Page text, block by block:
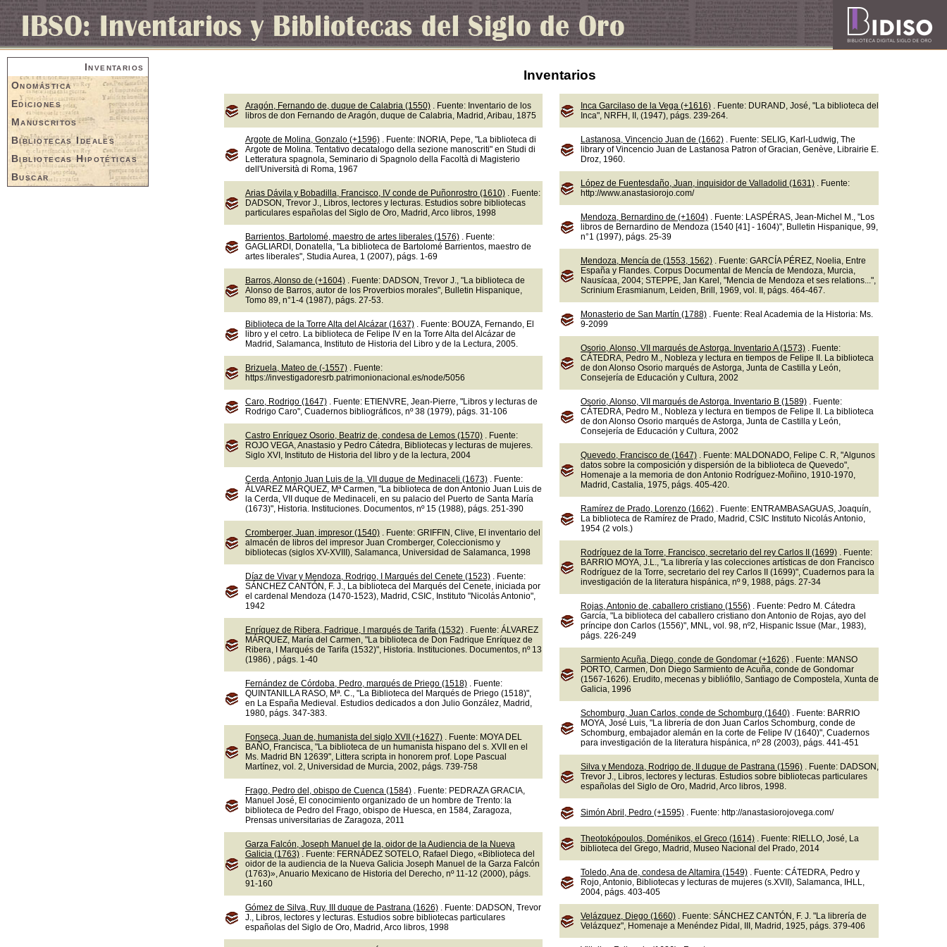
Inventarios
Onomástica
Ediciones
Manuscritos
Bibliotecas Ideales
Bibliotecas Hipotéticas
Buscar
Inventarios
Aragón, Fernando de, duque de Calabria (1550). Fuente: Inventario de los
libros de don Fernando de Aragón, duque de Calabria, Madrid, Aribau, 1875
Argote de Molina, Gonzalo (+1596). Fuente: INORIA, Pepe, "La biblioteca di
Argote de Molina. Tentativo decatalogo della sezione manoscriti" en Studi di
Letteratura spagnola, Seminario di Spagnolo della Facoltà di Magisterio
dell'Università di Roma, 1967
Arias Dávila y Bobadilla, Francisco, IV conde de Puñonrostro (1610). Fuente:
DADSON, Trevor J., Libros, lectores y lecturas. Estudios sobre bibliotecas
particulares españolas del Siglo de Oro, Madrid, Arco libros, 1998
Barrientos, Bartolomé, maestro de artes liberales (1576). Fuente:
GAGLIARDI, Donatella, "La biblioteca de Bartolomé Barrientos, maestro de
artes liberales", Studia Aurea, 1 (2007), págs. 1-69
Barros, Alonso de (+1604). Fuente: DADSON, Trevor J., "La biblioteca de
Alonso de Barros, autor de los Proverbios morales", Bulletin Hispanique,
Tomo 89, n°1-4 (1987), págs. 27-53.
Biblioteca de la Torre Alta del Alcázar (1637). Fuente: BOUZA, Fernando, El
libro y el cetro. La biblioteca de Felipe IV en la Torre Alta del Alcázar de
Madrid, Salamanca, Instituto de Historia del Libro y de la Lectura, 2005.
Brizuela, Mateo de (-1557). Fuente:
https://investigadoresrb.patrimonionacional.es/node/5056
Caro, Rodrigo (1647). Fuente: ETIENVRE, Jean-Pierre, "Libros y lecturas de
Rodrigo Caro", Cuadernos bibliográficos, nº 38 (1979), págs. 31-106
Castro Enríquez Osorio, Beatriz de, condesa de Lemos (1570). Fuente:
ROJO VEGA, Anastasio y Pedro Cátedra, Bibliotecas y lecturas de mujeres.
Siglo XVI, Instituto de Historia del libro y de la lectura, 2004
Cerda, Antonio Juan Luis de la, VII duque de Medinaceli (1673). Fuente:
ÁLVAREZ MÁRQUEZ, Mª Carmen, "La biblioteca de don Antonio Juan Luis de
la Cerda, VII duque de Medinaceli, en su palacio del Puerto de Santa María
(1673)", Historia. Instituciones. Documentos, nº 15 (1988), págs. 251-390
Cromberger, Juan, impresor (1540). Fuente: GRIFFIN, Clive, El inventario del
almacén de libros del impresor Juan Cromberger, Coleccionismo y
bibliotecas (siglos XV-XVIII), Salamanca, Universidad de Salamanca, 1998
Díaz de Vivar y Mendoza, Rodrigo, I Marqués del Cenete (1523). Fuente:
SÁNCHEZ CANTÓN, F. J., La biblioteca del Marqués del Cenete, iniciada por
el cardenal Mendoza (1470-1523), Madrid, CSIC, Instituto "Nicolás Antonio",
1942
Enríquez de Ribera, Fadrique, I marqués de Tarifa (1532). Fuente: ÁLVAREZ
MÁRQUEZ, María del Carmen, "La biblioteca de Don Fadrique Enríquez de
Ribera, I Marqués de Tarifa (1532)", Historia. Instituciones. Documentos, nº 13
(1986) , págs. 1-40
Fernández de Córdoba, Pedro, marqués de Priego (1518). Fuente:
QUINTANILLA RASO, Mª. C., "La Biblioteca del Marqués de Priego (1518)",
en La España Medieval. Estudios dedicados a don Julio González, Madrid,
1980, págs. 347-383.
Fonseca, Juan de, humanista del siglo XVII (+1627). Fuente: MOYA DEL
BAÑO, Francisca, "La biblioteca de un humanista hispano del s. XVII en el
Ms. Madrid BN 12639", Littera scripta in honorem prof. Lope Pascual
Martínez, vol. 2, Universidad de Murcia, 2002, págs. 739-758
Frago, Pedro del, obispo de Cuenca (1584). Fuente: PEDRAZA GRACIA,
Manuel José, El conocimiento organizado de un hombre de Trento: la
biblioteca de Pedro del Frago, obispo de Huesca, en 1584, Zaragoza,
Prensas universitarias de Zaragoza, 2011
Garza Falcón, Joseph Manuel de la, oidor de la Audiencia de la Nueva
Galicia (1763). Fuente: FERNÁDEZ SOTELO, Rafael Diego, «Biblioteca del
oidor de la audiencia de la Nueva Galicia Joseph Manuel de la Garza Falcón
(1763)», Anuario Mexicano de Historia del Derecho, nº 11-12 (2000), págs.
91-160
Gómez de Silva, Ruy, III duque de Pastrana (1626). Fuente: DADSON, Trevor
J., Libros, lectores y lecturas. Estudios sobre bibliotecas particulares
españolas del Siglo de Oro, Madrid, Arco libros, 1998
Inca Garcilaso de la Vega (+1616). Fuente: DURAND, José, "La biblioteca del
Inca", NRFH, II, (1947), págs. 239-264.
Lastanosa, Vincencio Juan de (1662). Fuente: SELIG, Karl-Ludwig, The
library of Vincencio Juan de Lastanosa Patron of Gracian, Genève, Librairie E.
Droz, 1960.
López de Fuentesdaño, Juan, inquisidor de Valladolid (1631). Fuente:
http://www.anastasiorojo.com/
Mendoza, Bernardino de (+1604). Fuente: LASPÉRAS, Jean-Michel M., "Los
libros de Bernardino de Mendoza (1540 [41] - 1604)", Bulletin Hispanique, 99,
n°1 (1997), págs. 25-39
Mendoza, Mencía de (1553, 1562). Fuente: GARCÍA PÉREZ, Noelia, Entre
España y Flandes. Corpus Documental de Mencía de Mendoza, Murcia,
Nausícaa, 2004; STEPPE, Jan Karel, "Mencia de Mendoza et ses relations...",
Scrinium Erasmianum, Leiden, Brill, 1969, vol. II, págs. 464-467.
Monasterio de San Martín (1788). Fuente: Real Academia de la Historia: Ms.
9-2099
Osorio, Alonso, VII marqués de Astorga. Inventario A (1573). Fuente:
CÁTEDRA, Pedro M., Nobleza y lectura en tiempos de Felipe II. La biblioteca
de don Alonso Osorio marqués de Astorga, Junta de Castilla y León,
Consejería de Educación y Cultura, 2002
Osorio, Alonso, VII marqués de Astorga. Inventario B (1589). Fuente:
CÁTEDRA, Pedro M., Nobleza y lectura en tiempos de Felipe II. La biblioteca
de don Alonso Osorio marqués de Astorga, Junta de Castilla y León,
Consejería de Educación y Cultura, 2002
Quevedo, Francisco de (1647). Fuente: MALDONADO, Felipe C. R, "Algunos
datos sobre la composición y dispersión de la biblioteca de Quevedo",
Homenaje a la memoria de don Antonio Rodríguez-Moñino, 1910-1970,
Madrid, Castalia, 1975, págs. 405-420.
Ramírez de Prado, Lorenzo (1662). Fuente: ENTRAMBASAGUAS, Joaquín,
La biblioteca de Ramírez de Prado, Madrid, CSIC Instituto Nicolás Antonio,
1954 (2 vols.)
Rodríguez de la Torre, Francisco, secretario del rey Carlos II (1699). Fuente:
BARRIO MOYA, J.L., "La librería y las colecciones artísticas de don Francisco
Rodríguez de la Torre, secretario del rey Carlos II (1699)", Cuadernos para la
investigación de la literatura hispánica, nº 9, 1988, págs. 27-34
Rojas, Antonio de, caballero cristiano (1556). Fuente: Pedro M. Cátedra
García, "La biblioteca del caballero cristiano don Antonio de Rojas, ayo del
príncipe don Carlos (1556)", MNL, vol. 98, nº2, Hispanic Issue (Mar., 1983),
págs. 226-249
Sarmiento Acuña, Diego, conde de Gondomar (+1626). Fuente: MANSO
PORTO, Carmen, Don Diego Sarmiento de Acuña, conde de Gondomar
(1567-1626). Erudito, mecenas y bibliófilo, Santiago de Compostela, Xunta de
Galicia, 1996
Schomburg, Juan Carlos, conde de Schomburg (1640). Fuente: BARRIO
MOYA, José Luis, "La librería de don Juan Carlos Schomburg, conde de
Schomburg, embajador alemán en la corte de Felipe IV (1640)", Cuadernos
para investigación de la literatura hispánica, nº 28 (2003), págs. 441-451
Silva y Mendoza, Rodrigo de, II duque de Pastrana (1596). Fuente: DADSON,
Trevor J., Libros, lectores y lecturas. Estudios sobre bibliotecas particulares
españolas del Siglo de Oro, Madrid, Arco libros, 1998.
Simón Abril, Pedro (+1595). Fuente: http://anastasiorojovega.com/
Theotokópoulos, Doménikos, el Greco (1614). Fuente: RIELLO, José, La
biblioteca del Grego, Madrid, Museo Nacional del Prado, 2014
Toledo, Ana de, condesa de Altamira (1549). Fuente: CÁTEDRA, Pedro y
Rojo, Antonio, Bibliotecas y lecturas de mujeres (s.XVII), Salamanca, IHLL,
2004, págs. 403-405
Velázquez, Diego (1660). Fuente: SÁNCHEZ CANTÓN, F. J. "La librería de
Velázquez", Homenaje a Menéndez Pidal, III, Madrid, 1925, págs. 379-406